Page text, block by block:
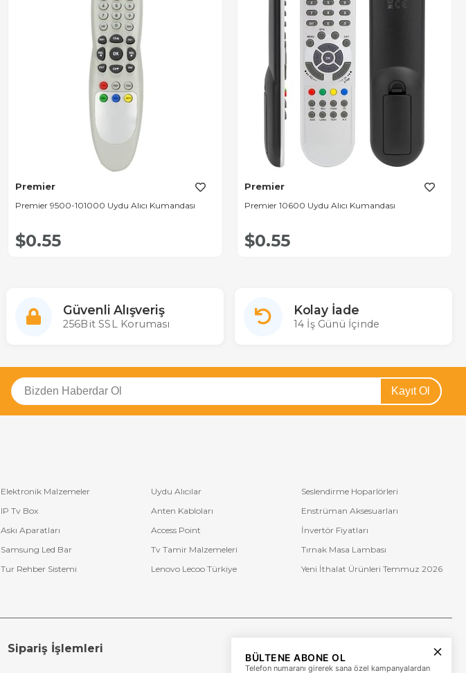
Premier
Premier 9500-101000 Uydu Alıcı Kumandası
$0.55
Premier
Premier 10600 Uydu Alıcı Kumandası
$0.55
Güvenli Alışveriş
256Bit SSL Koruması
Kolay İade
14 İş Günü İçinde
Kayıt Ol
Elektronik Malzemeler Uydu Alıcılar
Seslendirme Hoparlörleri
IP Tv Box Anten Kabloları
Enstrüman Aksesuarları
Askı Aparatları Access Point
İnvertör Fiyatları
Samsung Led Bar Tv Tamir Malzemeleri
Tırnak Masa Lambası
Tur Rehber Sistemi Lenovo Lecoo Türkiye Yeni İthalat Ürünleri Temmuz 2026
Sipariş İşlemleri
+90 (850) 473 08 08
BÜLTENE ABONE OL
Telefon numaranı girerek sana özel kampanyalardan